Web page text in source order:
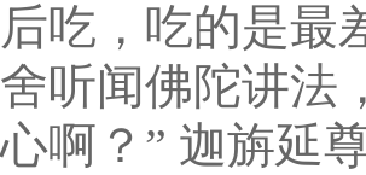
后吃，吃的是最
舍听闻佛陀讲法
心啊？” 迦旃延